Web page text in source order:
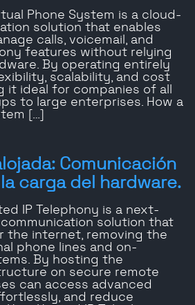
Phone System is a cloud-
solution that enables
calls, voicemail, and
features without relying
By operating entirely
scalability, and cost
it ideal for companies of all
to large enterprises. How a
[…]
Comunicación
carga del hardware.
IP Telephony is a next-
solution that
the internet, removing the
phone lines and on-
By hosting the
on secure remote
can access advanced
and reduce